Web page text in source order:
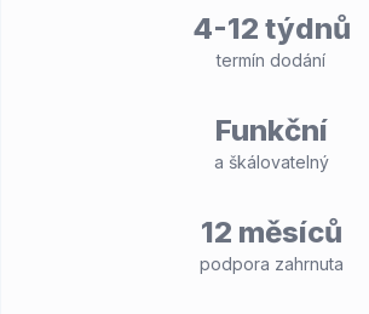
4-12 týdnů
termín dodání
Funkční
a škálovatelný
12 měsíců
podpora zahrnuta